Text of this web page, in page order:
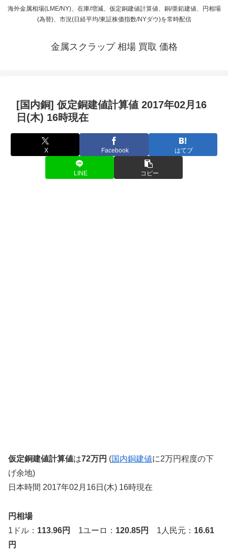
海外金属相場(LME/NY)、在庫/増減、仮定銅建値計算値、銅/亜鉛建値、円相場
(為替)、市況(日経平均/東証株価指数/NYダウ)を常時配信
金属スクラップ 相場 買取 価格
[国内銅] 仮定銅建値計算値 2017年02月16
日(木) 16時現在
X Facebook はてブ
LINE コピー
仮定銅建値計算値は72万円 (国内銅建値に2万円程度の下
げ余地)
日本時間 2017年02月16日(木) 16時現在
円相場
1ドル： 113.96円 1ユーロ： 120.85円 1人民元： 16.61
円